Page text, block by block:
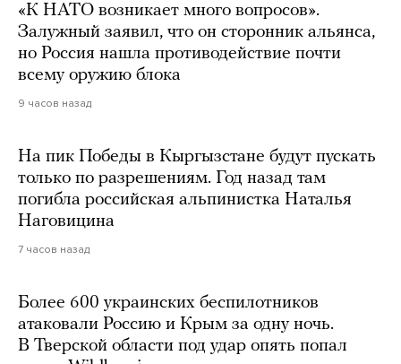
«К НАТО возникает много вопросов».
Залужный заявил, что он сторонник альянса,
но Россия нашла противодействие почти
всему оружию блока
9 часов назад
На пик Победы в Кыргызстане будут пускать
только по разрешениям. Год назад там
погибла российская альпинистка Наталья
Наговицина
7 часов назад
Более 600 украинских беспилотников
атаковали Россию и Крым за одну ночь.
В Тверской области под удар опять попал